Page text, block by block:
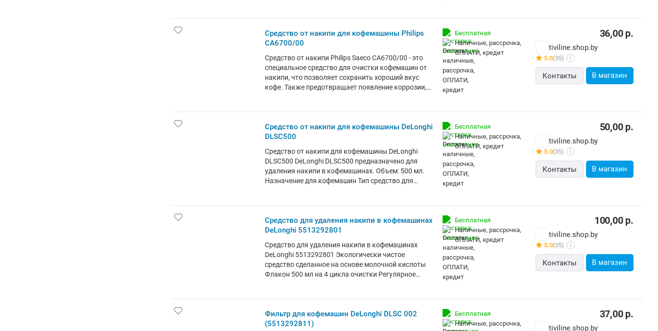
Средство от накипи для кофемашины Philips
CA6700/00
Средство от накипи Philips Saeco CA6700/00 - это
специальное средство для очистки кофемашин от
накипи, что позволяет сохранить хороший вкус
кофе. Также предотвращает появление коррозии,
Бесплатная
наличные, рассрочка,
ОПЛАТИ, кредит
36,00р.
tiviline.shop.by
5.0(35) i
Контакты В магазин
Средство от накипи для кофемашины DeLonghi
DLSC500
Средство от накипи для кофемашины DeLonghi
DLSC500 DeLonghi DLSC500 предназначено для
удаления накипи в кофемашинах. Объем: 500 мл.
Назначение для кофемашин Тип средство для
Бесплатная
наличные, рассрочка,
ОПЛАТИ, кредит
50,00р.
tiviline.shop.by
5.0(35) i
Контакты В магазин
Средство для удаления накипи в кофемашинах
DeLonghi 5513292801
Средство для удаления накипи в кофемашинах
DeLonghi 5513292801 Экологически чистое
средство сделанное на основе молочной кислоты
Флакон 500 мл на 4 цикла очистки Регулярное
кофемашин
Бесплатная
наличные, рассрочка,
ОПЛАТИ, кредит
100,00р.
tiviline.shop.by
5.0(35) i
Контакты В магазин
Фильтр для кофемашин DeLonghi DLSC 002
(5513292811)
Бесплатная
наличные, рассрочка,
37,00р.
tiviline.shop.by